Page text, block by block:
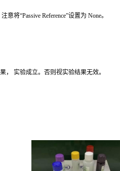
注意将“Passive Reference”设置为 None。
，
实验成立。否则视实验结果无效。